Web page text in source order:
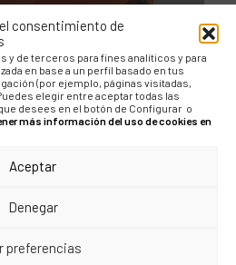
consentimiento de
y de terceros para fines analíticos y para
en base a un perfil basado en tus
(por ejemplo, páginas visitadas,
elegir entre aceptar todas las
desees en el botón de Configurar o
más información del uso de cookies en
Aceptar
Denegar
preferencias
con José
Almeida